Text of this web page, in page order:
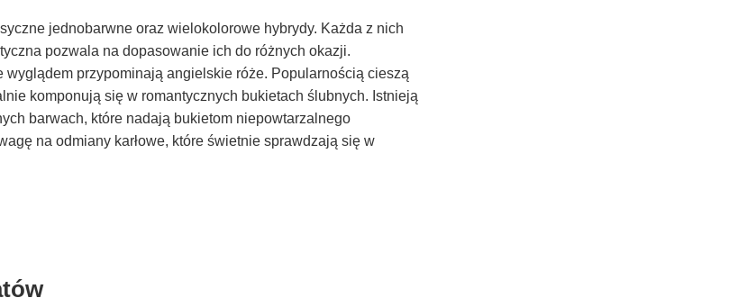
jednobarwne oraz wielokolorowe hybrydy. Każda z nich
pozwala na dopasowanie ich do różnych okazji.
przypominają angielskie róże. Popularnością cieszą
komponują się w romantycznych bukietach ślubnych. Istnieją
barwach, które nadają bukietom niepowtarzalnego
na odmiany karłowe, które świetnie sprawdzają się w